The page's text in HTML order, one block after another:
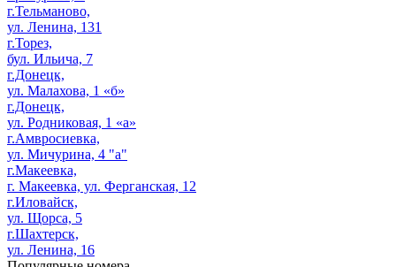
г.Тельманово,
ул. Ленина, 131
г.Торез,
бул. Ильича, 7
г.Донецк,
ул. Малахова, 1 «б»
г.Донецк,
ул. Родниковая, 1 «а»
г.Амвросиевка,
ул. Мичурина, 4 "а"
г.Макеевка,
г. Макеевка, ул. Ферганская, 12
г.Иловайск,
ул. Щорса, 5
г.Шахтерск,
ул. Ленина, 16